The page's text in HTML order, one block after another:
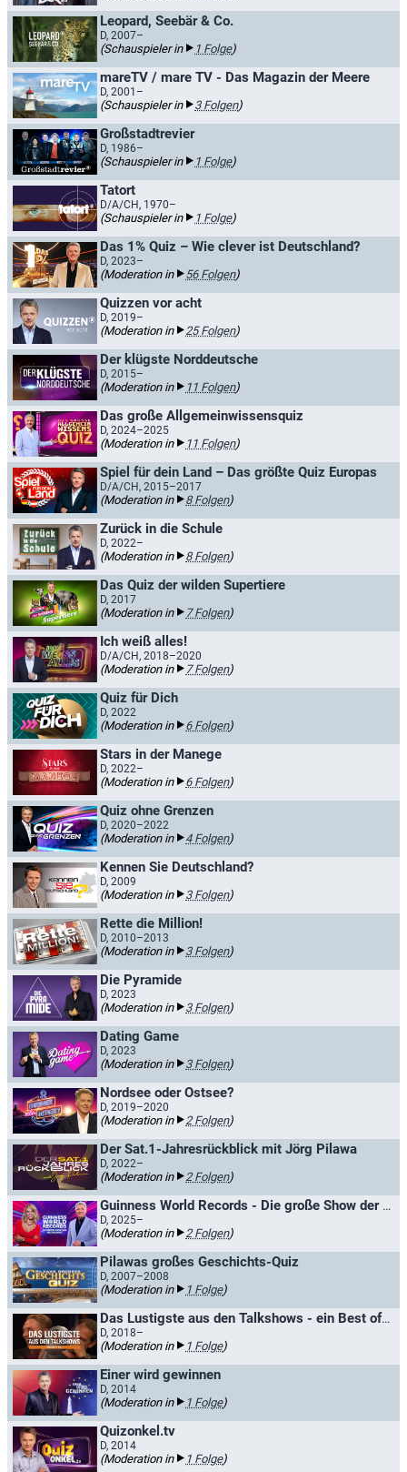
Leopard, Seebär & Co.
D, 2007–
(Schauspieler in 1 Folge)
mareTV / mare TV - Das Magazin der Meere
D, 2001–
(Schauspieler in 3 Folgen)
Großstadtrevier
D, 1986–
(Schauspieler in 1 Folge)
Tatort
D/A/CH, 1970–
(Schauspieler in 1 Folge)
Das 1% Quiz – Wie clever ist Deutschland?
D, 2023–
(Moderation in 56 Folgen)
Quizzen vor acht
D, 2019–
(Moderation in 25 Folgen)
Der klügste Norddeutsche
D, 2015–
(Moderation in 11 Folgen)
Das große Allgemeinwissensquiz
D, 2024–2025
(Moderation in 11 Folgen)
Spiel für dein Land – Das größte Quiz Europas
D/A/CH, 2015–2017
(Moderation in 8 Folgen)
Zurück in die Schule
D, 2022–
(Moderation in 8 Folgen)
Das Quiz der wilden Supertiere
D, 2017
(Moderation in 7 Folgen)
Ich weiß alles!
D/A/CH, 2018–2020
(Moderation in 7 Folgen)
Quiz für Dich
D, 2022
(Moderation in 6 Folgen)
Stars in der Manege
D, 2022–
(Moderation in 6 Folgen)
Quiz ohne Grenzen
D, 2020–2022
(Moderation in 4 Folgen)
Kennen Sie Deutschland?
D, 2009
(Moderation in 3 Folgen)
Rette die Million!
D, 2010–2013
(Moderation in 3 Folgen)
Die Pyramide
D, 2023
(Moderation in 3 Folgen)
Dating Game
D, 2023
(Moderation in 3 Folgen)
Nordsee oder Ostsee?
D, 2019–2020
(Moderation in 2 Folgen)
Der Sat.1-Jahresrückblick mit Jörg Pilawa
D, 2022–
(Moderation in 2 Folgen)
Guinness World Records - Die große Show der Weltrekorde
D, 2025–
(Moderation in 2 Folgen)
Pilawas großes Geschichts-Quiz
D, 2007–2008
(Moderation in 1 Folge)
Das Lustigste aus den Talkshows - ein Best of...
D, 2018–
(Moderation in 1 Folge)
Einer wird gewinnen
D, 2014
(Moderation in 1 Folge)
Quizonkel.tv
D, 2014
(Moderation in 1 Folge)